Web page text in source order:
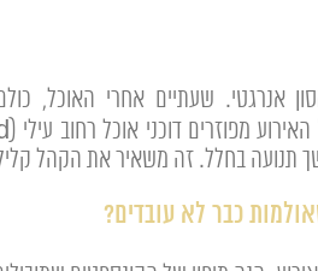
אנרגטי. שעתיים אחרי האוכל,
תנועה בחלל. זה משאיר את הקהל
כבר לא עובדים?